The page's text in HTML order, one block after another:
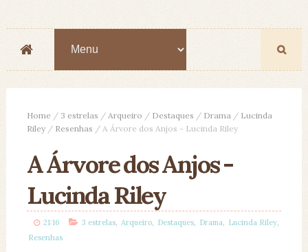
Home / 3 estrelas / Arqueiro / Destaques / Drama / Lucinda
Riley / Resenhas / A Árvore dos Anjos - Lucinda Riley
A Árvore dos Anjos -
Lucinda Riley
21:16 3 estrelas, Arqueiro, Destaques, Drama, Lucinda Riley,
Resenhas